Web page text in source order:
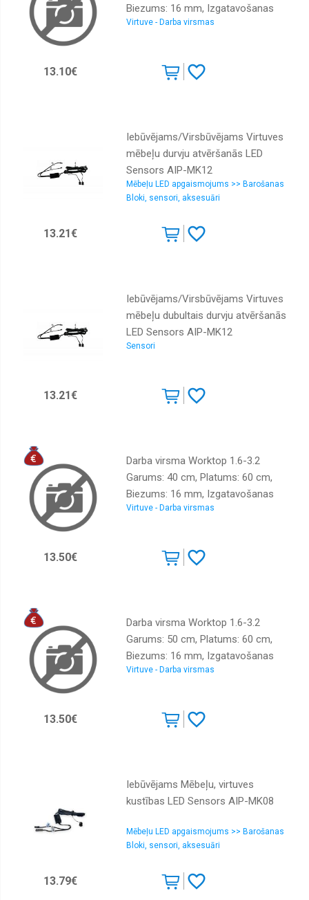
Biezums: 16 mm, Izgatavošanas
materiāls: LKSP + PVH, Krāsa:
Virtuve - Darba virsmas
13.10€
Iebūvējams/Virsbūvējams Virtuves
mēbeļu durvju atvēršanās LED
Sensors AIP-MK12
Mēbeļu LED apgaismojums >> Barošanas
Bloki, sensori, aksesuāri
13.21€
Iebūvējams/Virsbūvējams Virtuves
mēbeļu dubultais durvju atvēršanās
LED Sensors AIP-MK12
Sensori
13.21€
Darba virsma Worktop 1.6-3.2
Garums: 40 cm, Platums: 60 cm,
Biezums: 16 mm, Izgatavošanas
materiāls: LKSP + PVH, Krāsa: ozols
Virtuve - Darba virsmas
13.50€
Darba virsma Worktop 1.6-3.2
Garums: 50 cm, Platums: 60 cm,
Biezums: 16 mm, Izgatavošanas
materiāls: LKSP + PVH, Krāsa:
Virtuve - Darba virsmas
13.50€
Iebūvējams Mēbeļu, virtuves
kustības LED Sensors AIP-MK08
Mēbeļu LED apgaismojums >> Barošanas
Bloki, sensori, aksesuāri
13.79€